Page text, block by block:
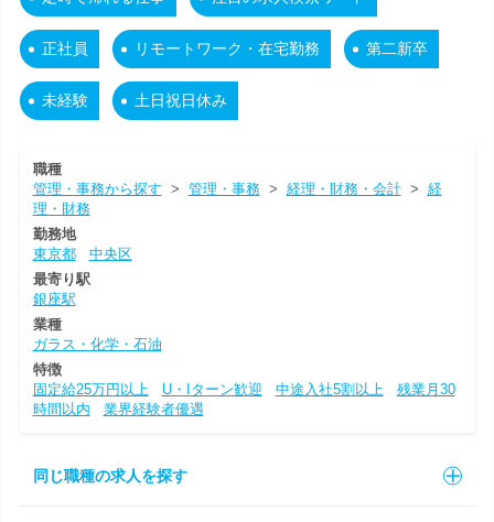
正社員 リモートワーク・在宅勤務 第二新卒
未経験 土日祝日休み
職種
管理・事務から探す > 管理・事務> 経理・財務・会計> 経
理・財務
勤務地
東京都
中央区
最寄り駅
銀座駅
業種
ガラス・化学・石油
特徴
固定給25万円以上
U・Iターン歓迎 中途入社5割以上
残業月30
時間以内
業界経験者優遇
同じ職種の求人を探す